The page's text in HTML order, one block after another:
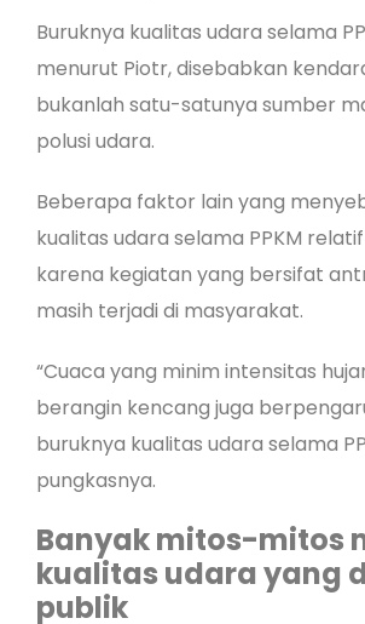
Buruknya kualitas udara selama
menurut Piotr, disebabkan
bukanlah satu-satunya sumber
polusi udara.
Beberapa faktor lain yang
kualitas udara selama PPKM
karena kegiatan yang bersifat
masih terjadi di masyarakat.
“Cuaca yang minim intensitas
berangin kencang juga
buruknya kualitas udara selama
pungkasnya.
Banyak mitos-mitos
kualitas udara yang
publik